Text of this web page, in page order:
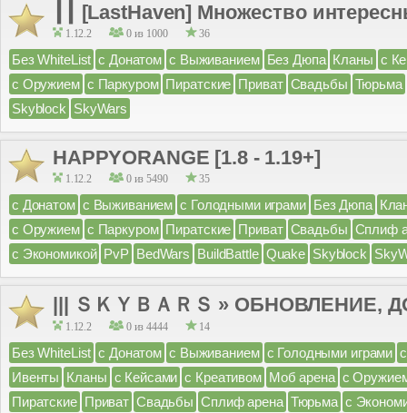
┃┃ [LastHaven] Множество
1.12.2 0 из 1000 36
Без WhiteList с Донатом с Выживанием Без Дюпа Кланы с
с Оружием с Паркуром Пиратские Приват Свадьбы Тюрьма
Skyblock SkyWars
HAPPYORANGE [1.8 - 1.19+]
1.12.2 0 из 5490 35
с Донатом с Выживанием с Голодными играми Без Дюпа
с Оружием с Паркуром Пиратские Приват Свадьбы Сплиф
с Экономикой PvP BedWars BuildBattle Quake Skyblock
||| ＳＫＹＢＡＲＳ » ОБНОВЛЕНИЕ,
1.12.2 0 из 4444 14
Без WhiteList с Донатом с Выживанием с Голодными играми
Ивенты Кланы с Кейсами с Креативом Моб арена с
Пиратские Приват Свадьбы Сплиф арена Тюрьма с